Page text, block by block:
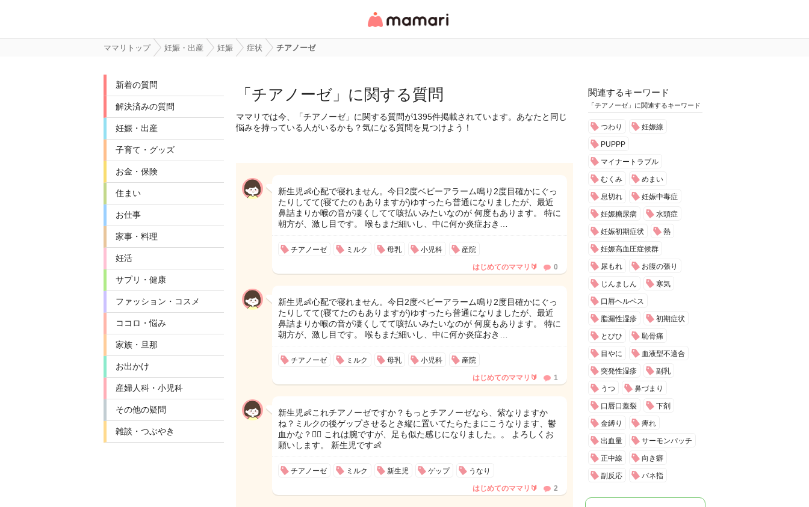
リ・情報サイト
ママリトップ 妊娠・出産 妊娠 症状 チアノーゼ
新着の質問
解決済みの質問
妊娠・出産
子育て・グッズ
お金・保険
住まい
お仕事
家事・料理
妊活
サプリ・健康
ファッション・コスメ
ココロ・悩み
家族・旦那
お出かけ
産婦人科・小児科
その他の疑問
雑談・つぶやき
「チアノーゼ」に関する質問
ママリでは今、「チアノーゼ」に関する質問が1395件掲載されています。あなたと同じ
悩みを持っている人がいるかも？気になる質問を見つけよう！
新生児👶心配で寝れません。今日2度ベビーアラーム鳴り2度目確かにぐっ
たりしてて(寝てたのもありますが)ゆすったら普通になりましたが、最近
鼻詰まりか喉の音が凄くしてて咳払いみたいなのが 何度もあります。 特に
朝方が、激し目です。 喉もまだ細いし、中に何か炎症おき…
チアノーゼ ミルク 母乳 小児科 産院
はじめてのママリ🔰 0
新生児👶心配で寝れません。今日2度ベビーアラーム鳴り2度目確かにぐっ
たりしてて(寝てたのもありますが)ゆすったら普通になりましたが、最近
鼻詰まりか喉の音が凄くしてて咳払いみたいなのが 何度もあります。 特に
朝方が、激し目です。 喉もまだ細いし、中に何か炎症おき…
チアノーゼ ミルク 母乳 小児科 産院
はじめてのママリ🔰 1
新生児👶これチアノーゼですか？もっとチアノーゼなら、紫なりますか
ね？ミルクの後ゲップさせるとき縦に置いてたらたまにこうなります、鬱
血かな？😮‍💨 これは腕ですが、足も似た感じになりました。。 よろしくお
願いします。 新生児です👶
チアノーゼ ミルク 新生児 ゲップ うなり
はじめてのママリ🔰 2
関連するキーワード
「チアノーゼ」に関連するキーワード
つわり 妊娠線
PUPPP
マイナートラブル
むくみ めまい
息切れ 妊娠中毒症
妊娠糖尿病 水頭症
妊娠初期症状 熱
妊娠高血圧症候群
尿もれ お腹の張り
じんましん 寒気
口唇ヘルペス
脂漏性湿疹 初期症状
とびひ 恥骨痛
目やに 血液型不適合
突発性湿疹 副乳
うつ 鼻づまり
口唇口蓋裂 下剤
金縛り 痺れ
出血量 サーモンパッチ
正中線 向き癖
副反応 バネ指